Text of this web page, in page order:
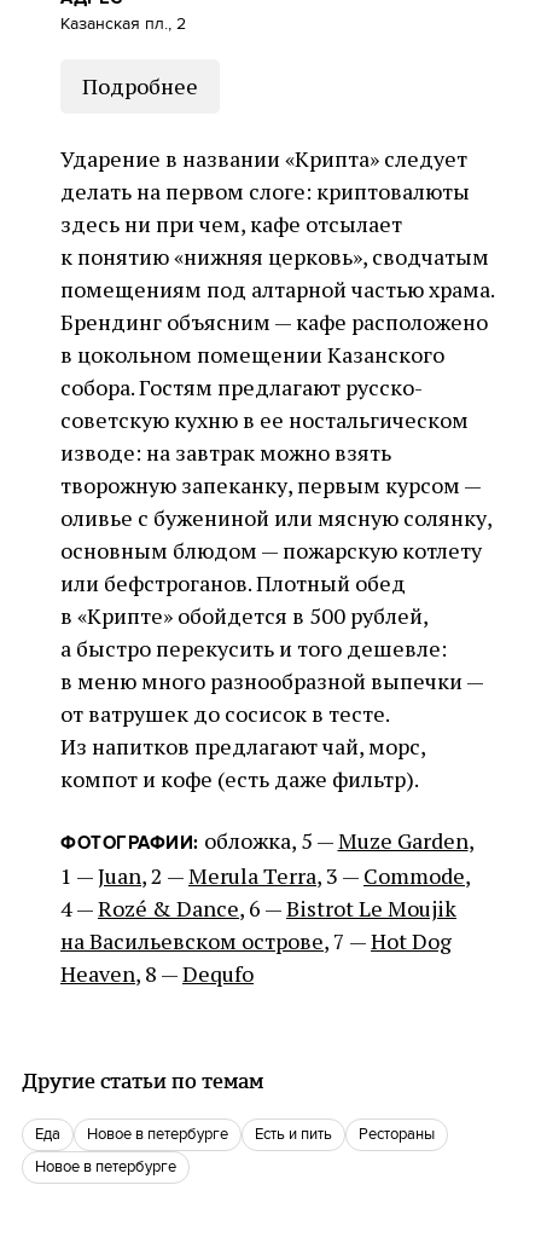
Казанская пл., 2
Подробнее
Ударение в названии «Крипта» следует
делать на первом слоге: криптовалюты
здесь ни при чем, кафе отсылает
к понятию «нижняя церковь», сводчатым
помещениям под алтарной частью храма.
Брендинг объясним — кафе расположено
в цокольном помещении Казанского
собора. Гостям предлагают русско-
советскую кухню в ее ностальгическом
изводе: на завтрак можно взять
творожную запеканку, первым курсом —
оливье с бужениной или мясную солянку,
основным блюдом — пожарскую котлету
или бефстроганов. Плотный обед
в «Крипте» обойдется в 500 рублей,
а быстро перекусить и того дешевле:
в меню много разнообразной выпечки —
от ватрушек до сосисок в тесте.
Из напитков предлагают чай, морс,
компот и кофе (есть даже фильтр).
ФОТОГРАФИИ: обложка, 5 —Muze Garden,
1 —Juan, 2 —Merula Terra, 3 — Commode,
4 —Rozé & Dance, 6 —Bistrot Le Moujik
на Васильевском острове, 7 —Hot Dog
Heaven, 8 —Dequfo
Другие статьи по темам
еда новое в петербурге есть и пить
рестораны
новое в петербурге